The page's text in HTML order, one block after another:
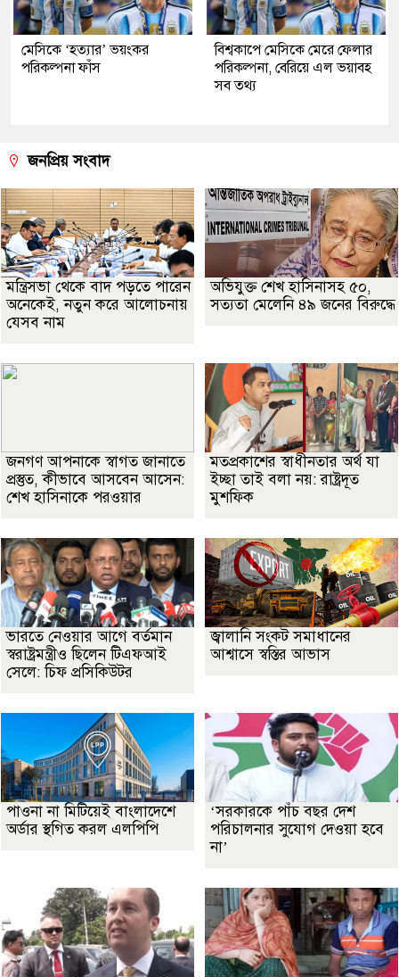
মেসিকে ‘হত্যার’ ভয়ংকর
পরিকল্পনা ফাঁস
বিশ্বকাপে মেসিকে মেরে ফেলার
পরিকল্পনা, বেরিয়ে এল ভয়াবহ
সব তথ্য
জনপ্রিয় সংবাদ
মন্ত্রিসভা থেকে বাদ পড়তে পারেন
অনেকেই, নতুন করে আলোচনায়
যেসব নাম
অভিযুক্ত শেখ হাসিনাসহ ৫০,
সত্যতা মেলেনি ৪৯ জনের বিরুদ্ধে
জনগণ আপনাকে স্বাগত জানাতে
প্রস্তুত, কীভাবে আসবেন আসেন:
শেখ হাসিনাকে পরওয়ার
মতপ্রকাশের স্বাধীনতার অর্থ যা
ইচ্ছা তাই বলা নয়: রাষ্ট্রদূত
মুশফিক
ভারতে নেওয়ার আগে বর্তমান
স্বরাষ্ট্রমন্ত্রীও ছিলেন টিএফআই
সেলে: চিফ প্রসিকিউটর
জ্বালানি সংকট সমাধানের
আশ্বাসে স্বস্তির আভাস
পাওনা না মিটিয়েই বাংলাদেশে
অর্ডার স্থগিত করল এলপিপি
‘সরকারকে পাঁচ বছর দেশ
পরিচালনার সুযোগ দেওয়া হবে
না’